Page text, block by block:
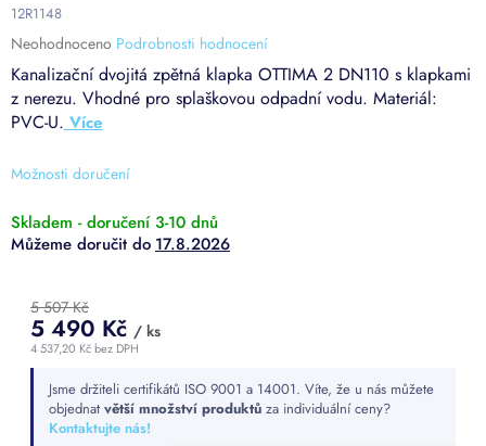
Možnosti doručení
Kanalizační dvojitá zpětná klapka OTTIMA 2 DN110 s klapkami
z nerezu. Vhodné pro splaškovou odpadní vodu. Materiál:
PVC-U.
12R1148
Průměrné
hodnocení
produktu
je
0,0
5
hvězdiček.
Neohodnoceno Podrobnosti hodnocení
Skladem - doručení 3-10 dnů
17.8.2026
5 507 Kč
5 490 Kč / ks
4 537,20 Kč bez DPH
cena:Jsme držiteli certifikátů ISO 9001 a 14001. Víte, že u nás můžete
objednat větší množství produktů za individuální ceny?
Kontaktujte nás!